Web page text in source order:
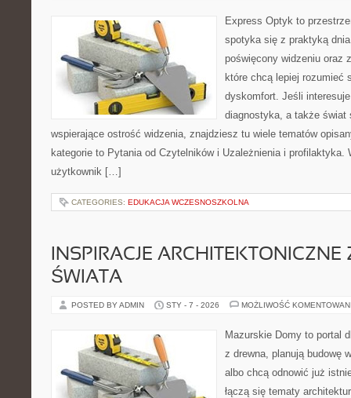
Express Optyk to
spotyka się z praktyką
poświęcony widzeniu oraz
które chcą lepiej rozumieć
dyskomfort. Jeśli
diagnostyka, a także świat
wspierające ostrość widzenia, znajdziesz tu wiele tematów
kategorie to Pytania od Czytelników i Uzależnienia i profilaktyka.
użytkownik […]
CATEGORIES: EDUKACJA WCZESNOSZKOLNA
INSPIRACJE ARCHITEKTONICZNE
ŚWIATA
POSTED BY ADMIN STY - 7 - 2026 MOŻLIWOŚĆ
Mazurskie Domy to portal
z drewna, planują budowę
albo chcą odnowić już
łączą się tematy